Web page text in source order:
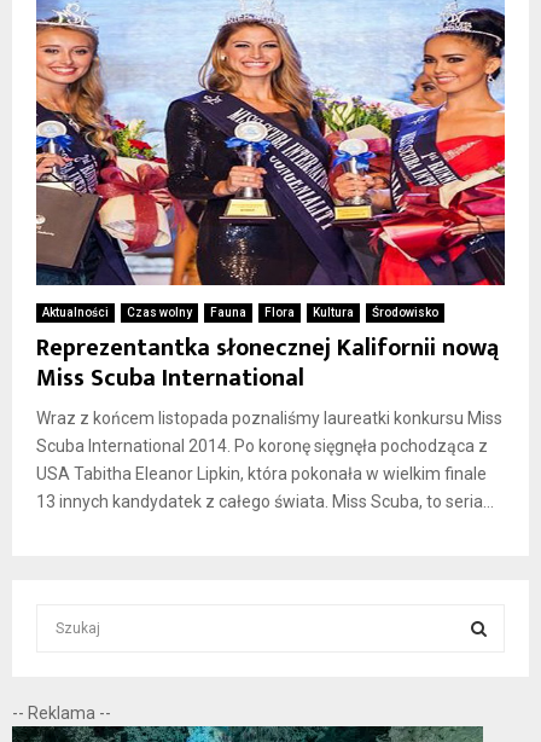
Aktualności Czas wolny Fauna Flora Kultura Środowisko
Reprezentantka słonecznej Kalifornii nową
Miss Scuba International
Wraz z końcem listopada poznaliśmy laureatki konkursu Miss
Scuba International 2014. Po koronę sięgnęła pochodząca z
USA Tabitha Eleanor Lipkin, która pokonała w wielkim finale
13 innych kandydatek z całego świata. Miss Scuba, to seria...
c
E
-- Reklama --